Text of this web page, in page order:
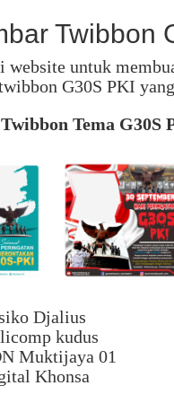
Twibbon
website untuk
G30S PKI
Tema G30S
Djalius
kudus
Muktijaya 01
Khonsa